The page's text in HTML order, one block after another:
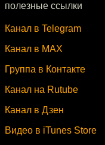
полезные ссылки
Канал в Telegram
Канал в MAX
Группа в Контакте
Канал на Rutube
Канал в Дзен
Видео в iTunes Store